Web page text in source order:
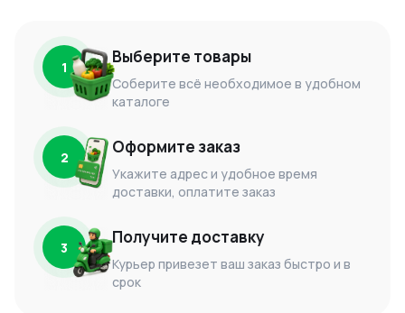
1 Выберите товары
Соберите всё необходимое в удобном
каталоге
2 Оформите заказ
Укажите адрес и удобное время
доставки, оплатите заказ
3 Получите доставку
Курьер привезет ваш заказ быстро и в
срок